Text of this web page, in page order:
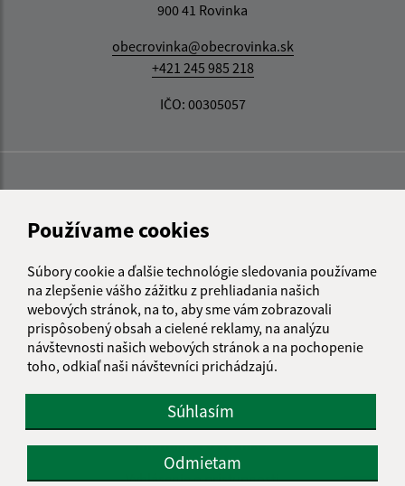
Používame cookies
Súbory cookie a ďalšie technológie sledovania používame
na zlepšenie vášho zážitku z prehliadania našich
webových stránok, na to, aby sme vám zobrazovali
prispôsobený obsah a cielené reklamy, na analýzu
návštevnosti našich webových stránok a na pochopenie
toho, odkiaľ naši návštevníci prichádzajú.
Súhlasím
Odmietam
900 41 Rovinka
obecrovinka@obecrovinka.sk
+421 245 985 218
IČO: 00305057
Informácie o stránke:
Vyhlásenie o prístupnosti